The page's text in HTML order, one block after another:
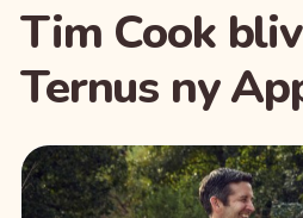
Tim Cook
Ternus ny